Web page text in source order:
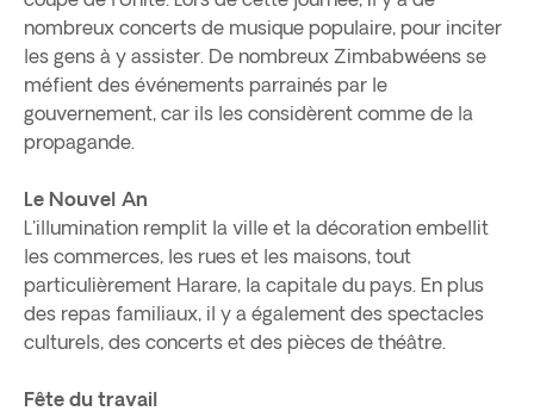
nombreux concerts de musique populaire, pour inciter
les gens à y assister. De nombreux Zimbabwéens se
méfient des événements parrainés par le
gouvernement, car ils les considèrent comme de la
propagande.
Le Nouvel An
L'illumination remplit la ville et la décoration embellit
les commerces, les rues et les maisons, tout
particulièrement Harare, la capitale du pays. En plus
des repas familiaux, il y a également des spectacles
culturels, des concerts et des pièces de théâtre.
Fête du travail